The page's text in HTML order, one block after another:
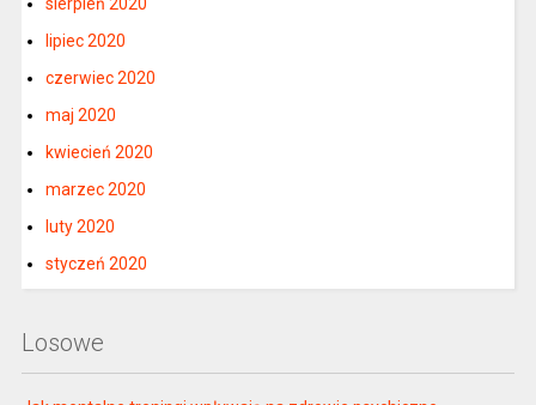
lipiec 2020
czerwiec 2020
maj 2020
kwiecień 2020
marzec 2020
luty 2020
styczeń 2020
Losowe